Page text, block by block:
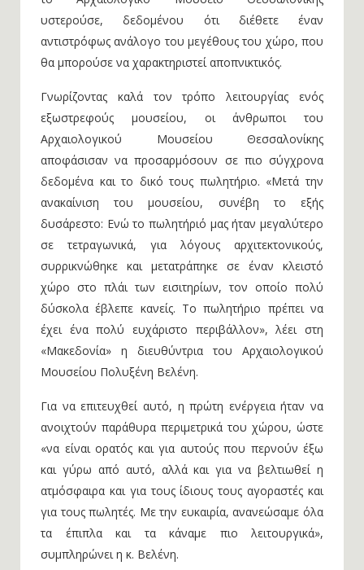
υστερούσε, δεδομένου ότι διέθετε έναν
αντιστρόφως ανάλογο του μεγέθους του χώρο, που
θα μπορούσε να χαρακτηριστεί αποπνικτικός.
Γνωρίζοντας καλά τον τρόπο λειτουργίας ενός
εξωστρεφούς μουσείου, οι άνθρωποι του
Αρχαιολογικού Μουσείου Θεσσαλονίκης
αποφάσισαν να προσαρμόσουν σε πιο σύγχρονα
δεδομένα και το δικό τους πωλητήριο. «Μετά την
ανακαίνιση του μουσείου, συνέβη το εξής
δυσάρεστο: Ενώ το πωλητήριό μας ήταν μεγαλύτερο
σε τετραγωνικά, για λόγους αρχιτεκτονικούς,
συρρικνώθηκε και μετατράπηκε σε έναν κλειστό
χώρο στο πλάι των εισιτηρίων, τον οποίο πολύ
δύσκολα έβλεπε κανείς. Το πωλητήριο πρέπει να
έχει ένα πολύ ευχάριστο περιβάλλον», λέει στη
«Μακεδονία» η διευθύντρια του Αρχαιολογικού
Μουσείου Πολυξένη Βελένη.
Για να επιτευχθεί αυτό, η πρώτη ενέργεια ήταν να
ανοιχτούν παράθυρα περιμετρικά του χώρου, ώστε
«να είναι ορατός και για αυτούς που περνούν έξω
και γύρω από αυτό, αλλά και για να βελτιωθεί η
ατμόσφαιρα και για τους ίδιους τους αγοραστές και
για τους πωλητές. Με την ευκαιρία, ανανεώσαμε όλα
τα έπιπλα και τα κάναμε πιο λειτουργικά»,
συμπληρώνει η κ. Βελένη.